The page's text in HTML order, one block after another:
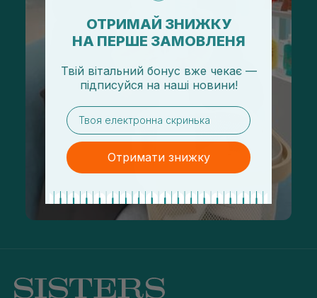
ОТРИМАЙ ЗНИЖКУ
НА ПЕРШЕ ЗАМОВЛЕНЯ
Твій вітальний бонус вже чекає —
підписуйся на наші новини!
email
Отримати знижку